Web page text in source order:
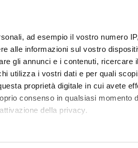
ad esempio il vostro numero
alle informazioni sul vostro
gli annunci e i contenuti, ricercare
utilizza i vostri dati e per quali
proprietà digitale in cui avete
consenso in qualsiasi momento
della privacy.
Locali Più filtri - 3
Ordine Mioaffitto